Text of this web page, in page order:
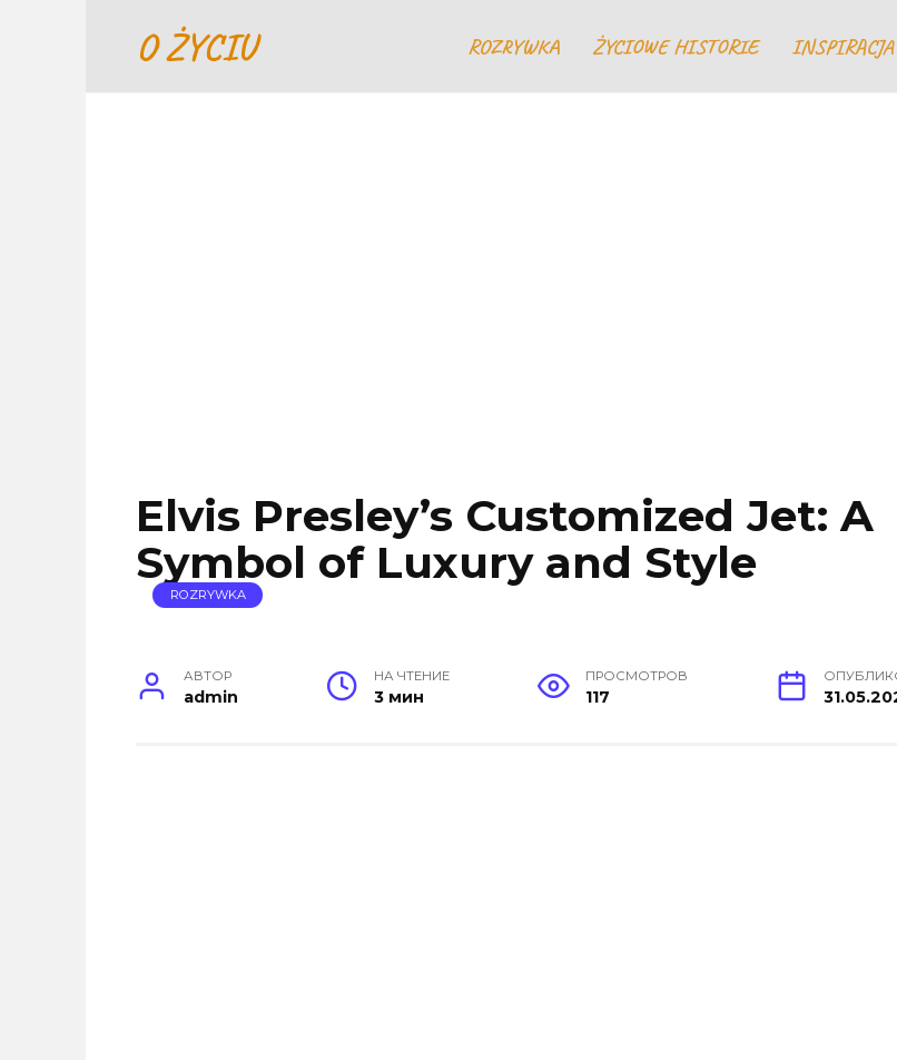
O ŻYCIU ROZRYWKA ŻYCIOWE HISTORIE INSPIRACJA
Elvis Presley’s Customized Jet: A
Symbol of Luxury and Style
ROZRYWKA
АВТОР
admin
НА ЧТЕНИЕ
3 мин
ПРОСМОТРОВ
117